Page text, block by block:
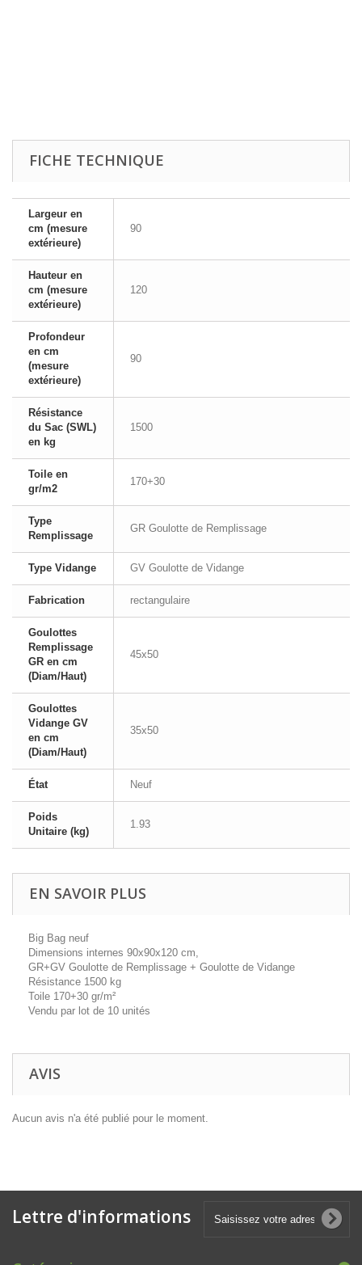
FICHE TECHNIQUE
Largeur en
cm (mesure
extérieure)
90
Hauteur en
cm (mesure
extérieure)
120
Profondeur
en cm
(mesure
extérieure)
90
Résistance
du Sac (SWL)
en kg
1500
Toile en
gr/m2
170+30
Type
Remplissage
GR Goulotte de Remplissage
Type Vidange GV Goulotte de Vidange
Fabrication rectangulaire
Goulottes
Remplissage
GR en cm
(Diam/Haut)
45x50
Goulottes
Vidange GV
en cm
(Diam/Haut)
35x50
État Neuf
Poids
Unitaire (kg)
1.93
EN SAVOIR PLUS
Big Bag neuf
Dimensions internes 90x90x120 cm,
GR+GV Goulotte de Remplissage + Goulotte de Vidange
Résistance 1500 kg
Toile 170+30 gr/m²
Vendu par lot de 10 unités
AVIS
Aucun avis n'a été publié pour le moment.
Lettre d'informations